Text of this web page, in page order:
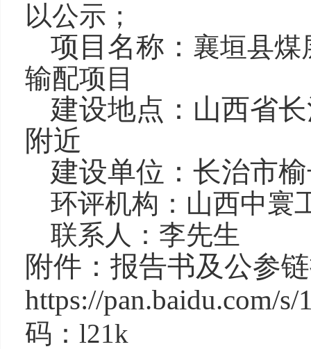
以公示；
项目名称： 襄垣县煤
输配项目
建设地点：山西省
附近
建设单位： 长治市
环评机构：山西中寰
联系人： 李先生
附件：报告书及公参
https://pan.baidu.com/
码： l21k